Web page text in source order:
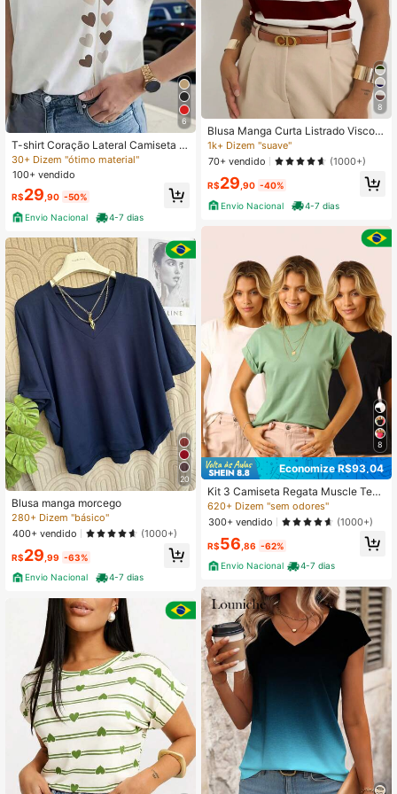
6
T-shirt Coração Lateral Camiseta V
árias Cores Algodão Blusa Premium
- Moda Feminina
30+ Dizem "ótimo material"
100+ vendido
R$29 ,90 -50%
Envio Nacional
4-7 dias
20
Blusa manga morcego
280+ Dizem "básico"
400+ vendido
(1000+)
R$29 ,99 -63%
Envio Nacional
4-7 dias
8
Blusa Manga Curta Listrado Viscoly
cra Tendênciaa natal
1k+ Dizem "suave"
70+ vendido
(1000+)
R$29 ,90 -40%
Envio Nacional
4-7 dias
8
Economize R$93,04
Kit 3 Camiseta Regata Muscle Tee
Feminina Básica Soltinha Confortáv
el
620+ Dizem "sem odores"
300+ vendido
(1000+)
R$56 ,86 -62%
Envio Nacional
4-7 dias